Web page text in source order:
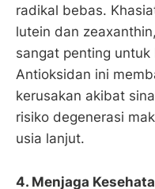
radikal bebas.
lutein dan
sangat penting
Antioksidan ini
kerusakan akibat
risiko degenerasi
usia lanjut.
4. Menjaga